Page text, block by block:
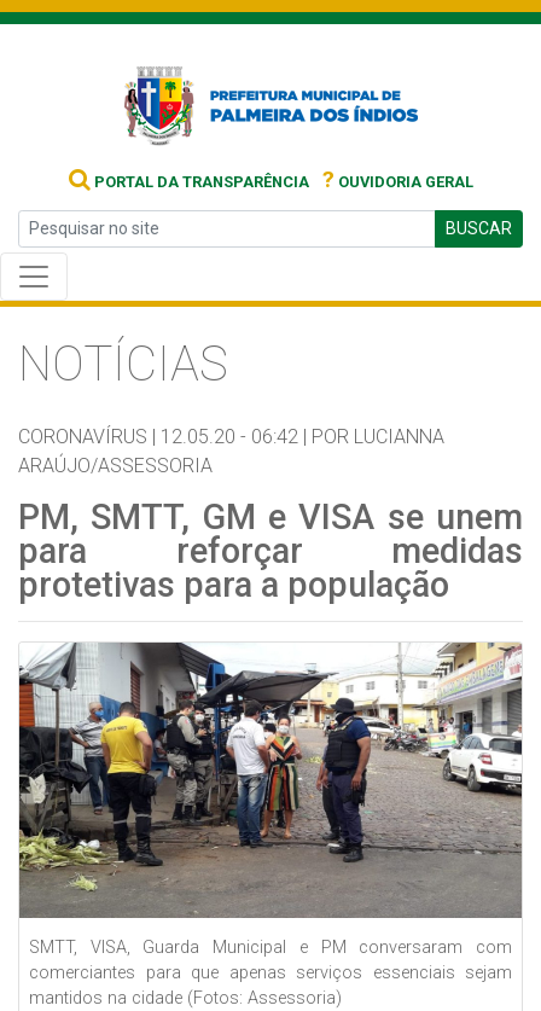
PORTAL DA TRANSPARÊNCIA ? OUVIDORIA GERAL
BUSCAR
NOTÍCIAS
CORONAVÍRUS | 12.05.20 - 06:42 | POR LUCIANNA
ARAÚJO/ASSESSORIA
PM, SMTT, GM e VISA se unem
para reforçar medidas
protetivas para a população
SMTT, VISA, Guarda Municipal e PM conversaram com
comerciantes para que apenas serviços essenciais sejam
mantidos na cidade (Fotos: Assessoria)